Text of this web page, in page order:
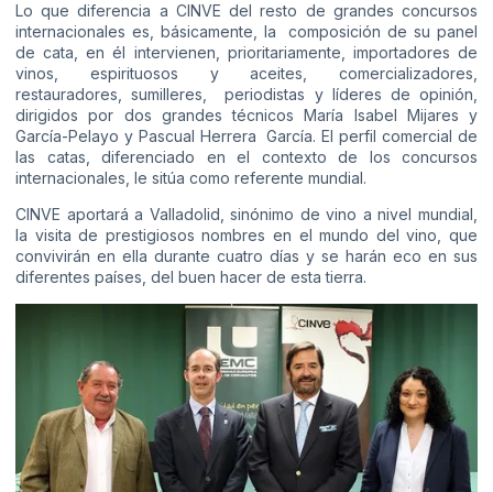
Lo que diferencia a CINVE del resto de grandes concursos
internacionales es, básicamente, la composición de su panel
de cata, en él intervienen, prioritariamente, importadores de
vinos, espirituosos y aceites, comercializadores,
restauradores, sumilleres, periodistas y líderes de opinión,
dirigidos por dos grandes técnicos María Isabel Mijares y
García-Pelayo y Pascual Herrera García. El perfil comercial de
las catas, diferenciado en el contexto de los concursos
internacionales, le sitúa como referente mundial.
CINVE aportará a Valladolid, sinónimo de vino a nivel mundial,
la visita de prestigiosos nombres en el mundo del vino, que
convivirán en ella durante cuatro días y se harán eco en sus
diferentes países, del buen hacer de esta tierra.